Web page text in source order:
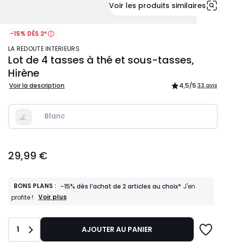
Voir les produits similaires
-15% DÈS 2*
LA REDOUTE INTERIEURS
Lot de 4 tasses à thé et sous-tasses,
Hirène
Voir la description 4,5/5 33 avis
Blanc
€.
29,99 €
BONS PLANS : -15% dès l’achat de 2 articles au choix* J'en
profite !
BONS
-15%
l’achat
Voir plus
Quantité
1 AJOUTER AU PANIER